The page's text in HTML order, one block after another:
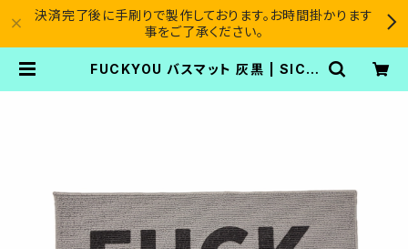
決済完了後に手刷りで製作しております。お時間掛かります
事をご了承ください。
FUCKYOU バスマット 灰黒 | SICA